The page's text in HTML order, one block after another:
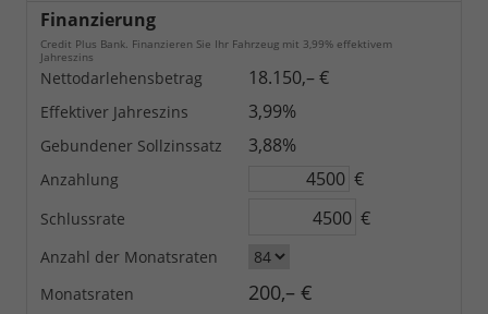
Finanzierung
Credit Plus Bank. Finanzieren Sie Ihr Fahrzeug mit 3,99% effektivem
Jahreszins
Nettodarlehensbetrag 18.150,– €
Effektiver Jahreszins 3,99%
Gebundener Sollzinssatz 3,88%
Anzahlung €
Schlussrate €
Anzahl der Monatsraten
Monatsraten
200,– €